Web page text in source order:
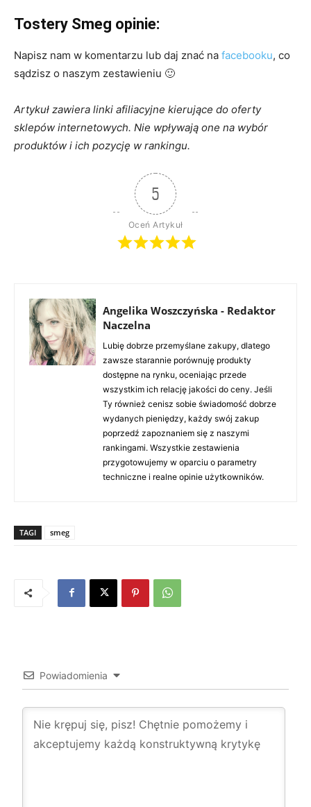
Tostery Smeg opinie:
Napisz nam w komentarzu lub daj znać na facebooku, co
sądzisz o naszym zestawieniu 🙂
Artykuł zawiera linki afiliacyjne kierujące do oferty
sklepów internetowych. Nie wpływają one na wybór
produktów i ich pozycję w rankingu.
5
Oceń Artykuł
Angelika Woszczyńska - Redaktor
Naczelna
Lubię dobrze przemyślane zakupy, dlatego
zawsze starannie porównuję produkty
dostępne na rynku, oceniając przede
wszystkim ich relację jakości do ceny. Jeśli
Ty również cenisz sobie świadomość dobrze
wydanych pieniędzy, każdy swój zakup
poprzedź zapoznaniem się z naszymi
rankingami. Wszystkie zestawienia
przygotowujemy w oparciu o parametry
techniczne i realne opinie użytkowników.
TAGI smeg
Powiadomienia